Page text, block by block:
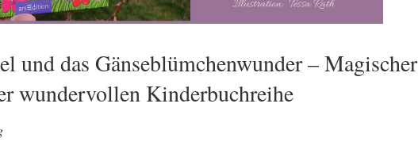
und das Gänseblümchenwunder – Magischer
wundervollen Kinderbuchreihe